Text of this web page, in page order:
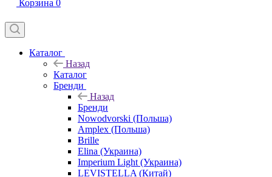
Корзина 0
Каталог
Назад
Каталог
Бренди
Назад
Бренди
Nowodvorski (Польша)
Amplex (Польша)
Brille
Elina (Украина)
Imperium Light (Украина)
LEVISTELLA (Китай)